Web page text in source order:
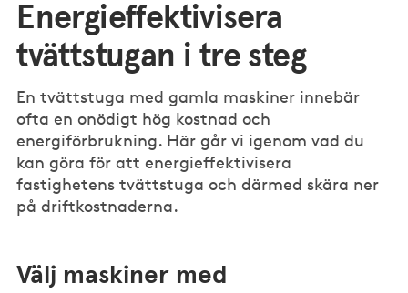
Energieffektivisera
tvättstugan i tre steg
En tvättstuga med gamla maskiner innebär
ofta en onödigt hög kostnad och
energiförbrukning. Här går vi igenom vad du
kan göra för att energieffektivisera
fastighetens tvättstuga och därmed skära ner
på driftkostnaderna.
Välj maskiner med